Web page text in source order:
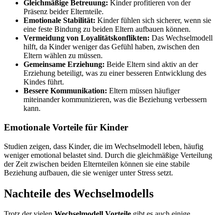
Gleichmäßige Betreuung: Kinder profitieren von der
Präsenz beider Elternteile.
Emotionale Stabilität: Kinder fühlen sich sicherer, wenn sie
eine feste Bindung zu beiden Eltern aufbauen können.
Vermeidung von Loyalitätskonflikten: Das Wechselmodell
hilft, da Kinder weniger das Gefühl haben, zwischen den
Eltern wählen zu müssen.
Gemeinsame Erziehung: Beide Eltern sind aktiv an der
Erziehung beteiligt, was zu einer besseren Entwicklung des
Kindes führt.
Bessere Kommunikation: Eltern müssen häufiger
miteinander kommunizieren, was die Beziehung verbessern
kann.
Emotionale Vorteile für Kinder
Studien zeigen, dass Kinder, die im Wechselmodell leben, häufig
weniger emotional belastet sind. Durch die gleichmäßige Verteilung
der Zeit zwischen beiden Elternteilen können sie eine stabile
Beziehung aufbauen, die sie weniger unter Stress setzt.
Nachteile des Wechselmodells